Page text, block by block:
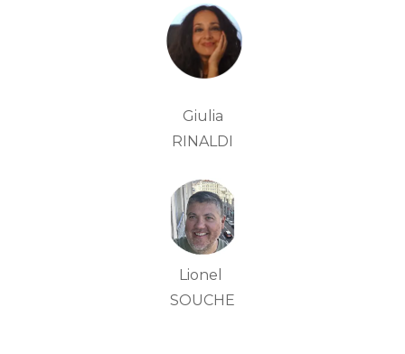
Giulia
RINALDI
Lionel
SOUCHE